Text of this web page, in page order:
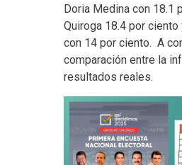
Doria Medina con 18.1
Quiroga 18.4 por
con 14 por ciento. A
comparación entre la
resultados reales.